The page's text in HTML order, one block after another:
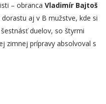
– obranca Vladimír Bajtoš
aj v B mužstve, kde si
duelov, so štyrmi
zimnej prípravy absolvoval s